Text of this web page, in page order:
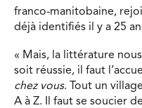
franco-manitobaine,
déjà identifiés il y a 25
« Mais, la littérature
soit réussie, il faut
chez vous. Tout un
A à Z. Il faut se soucier